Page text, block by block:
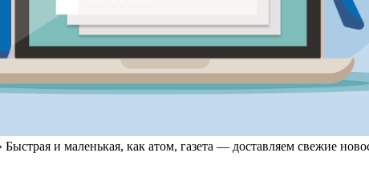
Быстрая и маленькая, как атом, газета — доставляем свежие